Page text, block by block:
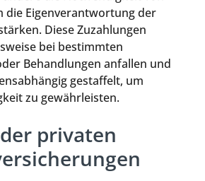
die Eigenverantwortung der
Diese Zuzahlungen
bei bestimmten
Behandlungen anfallen und
gestaffelt, um
zu gewährleisten.
privaten